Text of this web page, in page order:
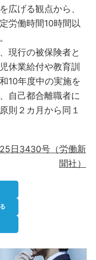
広げる観点から、
労働時間10時間以
現行の被保険者と
休業給付や教育訓
10年度中の実施を
自己都合離職者に
則２カ月から同１
日3430号（労働新
聞社）